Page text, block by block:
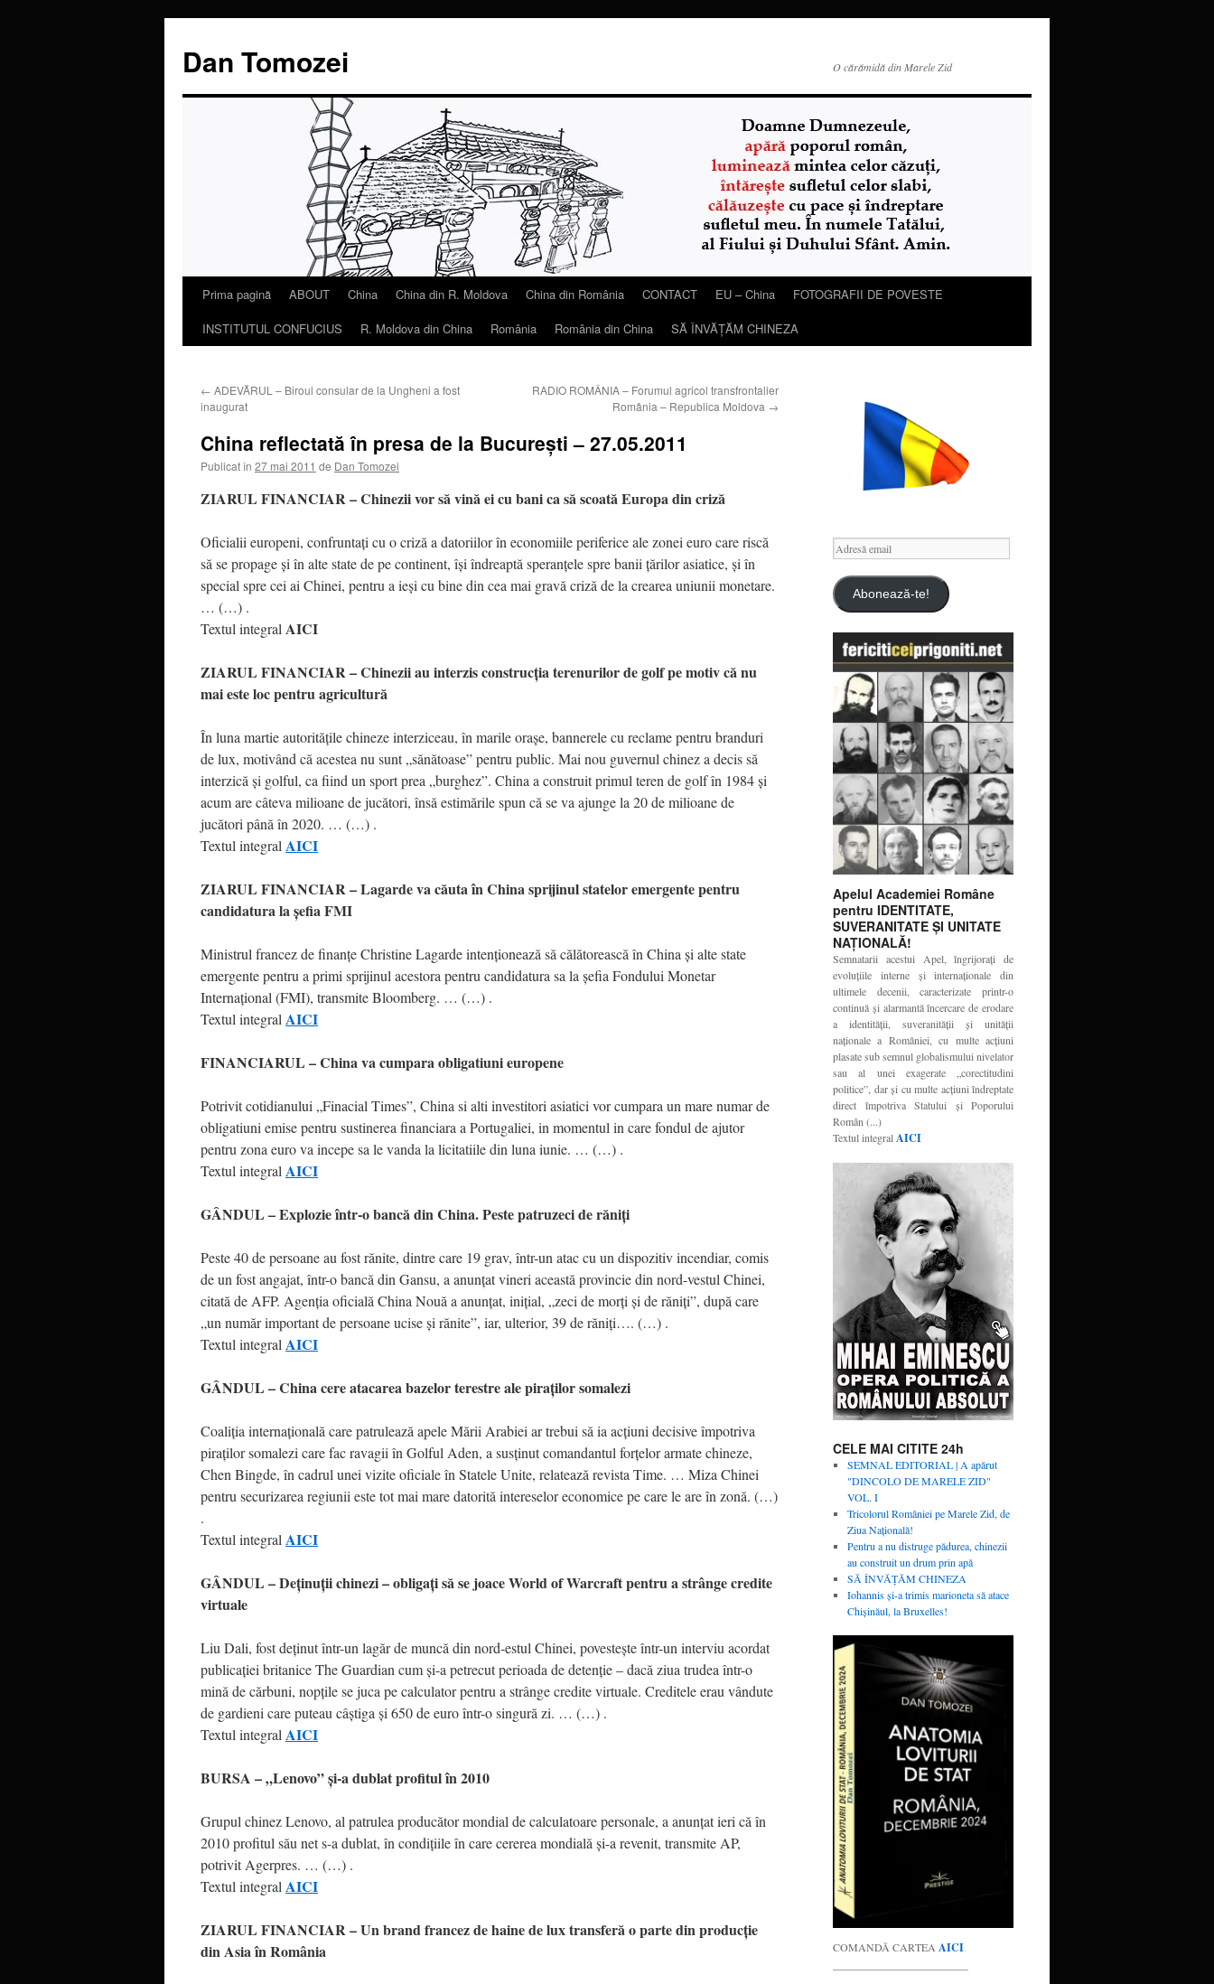
Dan Tomozei O cărămidă din Marele Zid
SariPrima pagină ABOUT China China din R. Moldova China din România CONTACT EU – China
FOTOGRAFII DE POVESTE
INSTITUTUL CONFUCIUS
R. Moldova din China România România din China SĂ ÎNVĂŢĂM CHINEZA
← ADEVĂRUL – Biroul consular de la Ungheni a fost
inaugurat
RADIO ROMÂNIA – Forumul agricol transfrontalier
România – Republica Moldova →
China reflectată în presa de la Bucureşti – 27.05.2011
Publicat în 27 mai 2011 de Dan Tomozei
ZIARUL FINANCIAR – Chinezii vor să vină ei cu bani ca să scoată Europa din criză
Oficialii europeni, confruntaţi cu o criză a datoriilor în economiile periferice ale zonei euro care riscă
să se propage şi în alte state de pe continent, îşi îndreaptă speranţele spre banii ţărilor asiatice, şi în
special spre cei ai Chinei, pentru a ieşi cu bine din cea mai gravă criză de la crearea uniunii monetare.
… (…) .
Textul integral AICI
ZIARUL FINANCIAR – Chinezii au interzis construcţia terenurilor de golf pe motiv că nu
mai este loc pentru agricultură
În luna martie autorităţile chineze interziceau, în marile oraşe, bannerele cu reclame pentru branduri
de lux, motivând că acestea nu sunt „sănătoase” pentru public. Mai nou guvernul chinez a decis să
interzică şi golful, ca fiind un sport prea „burghez”. China a construit primul teren de golf în 1984 şi
acum are câteva milioane de jucători, însă estimările spun că se va ajunge la 20 de milioane de
jucători până în 2020. … (…) .
Textul integral AICI
ZIARUL FINANCIAR – Lagarde va căuta în China sprijinul statelor emergente pentru
candidatura la şefia FMI
Ministrul francez de finanţe Christine Lagarde intenţionează să călătorească în China şi alte state
emergente pentru a primi sprijinul acestora pentru candidatura sa la şefia Fondului Monetar
Internaţional (FMI), transmite Bloomberg. … (…) .
Textul integral AICI
FINANCIARUL – China va cumpara obligatiuni europene
Potrivit cotidianului „Finacial Times”, China si alti investitori asiatici vor cumpara un mare numar de
obligatiuni emise pentru sustinerea financiara a Portugaliei, in momentul in care fondul de ajutor
pentru zona euro va incepe sa le vanda la licitatiile din luna iunie. … (…) .
Textul integral AICI
GÂNDUL – Explozie într-o bancă din China. Peste patruzeci de răniţi
Peste 40 de persoane au fost rănite, dintre care 19 grav, într-un atac cu un dispozitiv incendiar, comis
de un fost angajat, într-o bancă din Gansu, a anunţat vineri această provincie din nord-vestul Chinei,
citată de AFP. Agenţia oficială China Nouă a anunţat, iniţial, „zeci de morţi şi de răniţi”, după care
„un număr important de persoane ucise şi rănite”, iar, ulterior, 39 de răniţi…. (…) .
Textul integral AICI
GÂNDUL – China cere atacarea bazelor terestre ale piraţilor somalezi
Coaliţia internaţională care patrulează apele Mării Arabiei ar trebui să ia acţiuni decisive împotriva
piraţilor somalezi care fac ravagii în Golful Aden, a susţinut comandantul forţelor armate chineze,
Chen Bingde, în cadrul unei vizite oficiale în Statele Unite, relatează revista Time. … Miza Chinei
pentru securizarea regiunii este tot mai mare datorită intereselor economice pe care le are în zonă. (…)
.
Textul integral AICI
GÂNDUL – Deţinuţii chinezi – obligaţi să se joace World of Warcraft pentru a strânge credite
virtuale
Liu Dali, fost deţinut într-un lagăr de muncă din nord-estul Chinei, povesteşte într-un interviu acordat
publicaţiei britanice The Guardian cum şi-a petrecut perioada de detenţie – dacă ziua trudea într-o
mină de cărbuni, nopţile se juca pe calculator pentru a strânge credite virtuale. Creditele erau vândute
de gardieni care puteau câştiga şi 650 de euro într-o singură zi. … (…) .
Textul integral AICI
BURSA – „Lenovo” şi-a dublat profitul în 2010
Grupul chinez Lenovo, al patrulea producător mondial de calculatoare personale, a anunţat ieri că în
2010 profitul său net s-a dublat, în condiţiile în care cererea mondială şi-a revenit, transmite AP,
potrivit Agerpres. … (…) .
Textul integral AICI
ZIARUL FINANCIAR – Un brand francez de haine de lux transferă o parte din producţie
din Asia în România
Adresă
email
Abonează-te!
Apelul Academiei Române
pentru IDENTITATE,
SUVERANITATE ŞI UNITATE
NAŢIONALĂ!
Semnatarii acestui Apel, îngrijoraţi de
evoluţiile interne şi internaţionale din
ultimele decenii, caracterizate printr-o
continuă şi alarmantă încercare de erodare
a identităţii, suveranităţii şi unităţii
naţionale a României, cu multe acţiuni
plasate sub semnul globalismului nivelator
sau al unei exagerate „corectitudini
politice”, dar şi cu multe acţiuni îndreptate
direct împotriva Statului şi Poporului
Român (...)
Textul integralAICI
CELE MAI CITITE 24h
SEMNAL EDITORIAL | A apărut
"DINCOLO DE MARELE ZID"
VOL. I
Tricolorul României pe Marele Zid, de
Ziua Naţională!
Pentru a nu distruge pădurea, chinezii
au construit un drum prin apă
SĂ ÎNVĂŢĂM CHINEZA
Iohannis și-a trimis marioneta să atace
Chișinăul, la Bruxelles!
COMANDĂ CARTEA AICI